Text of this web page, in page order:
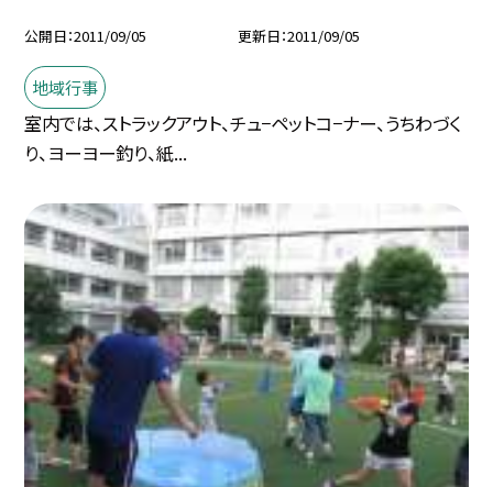
公開日 2011/09/05 更新日 2011/09/05
地域行事
室内では、ストラックアウト、チュ−ペットコ−ナー、うちわづく
り、ヨーヨー釣り、紙...